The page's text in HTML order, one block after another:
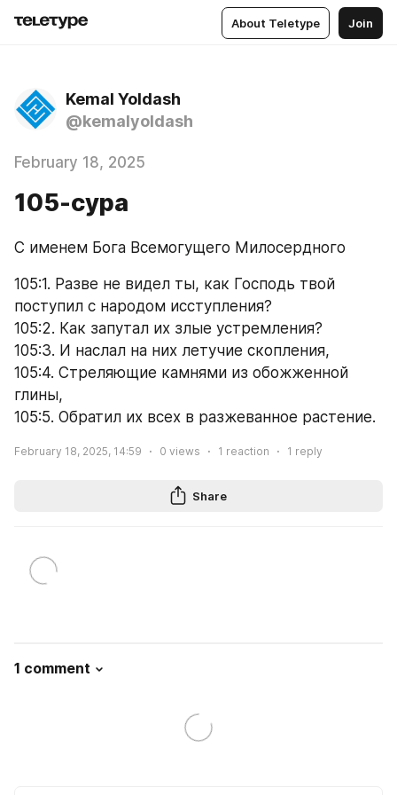
About Teletype Join
Kemal Yoldash
@kemalyoldash
February 18, 2025
105-сура
С именем Бога Всемогущего Милосердного
105:1. Разве не видел ты, как Господь твой
поступил с народом исступления?
105:2. Как запутал их злые устремления?
105:3. И наслал на них летучие скопления,
105:4. Стреляющие камнями из обожженной
глины,
105:5. Обратил их всех в разжеванное растение.
February 18, 2025, 14:59 0 views 1 reaction 1 reply
Share
1 comment